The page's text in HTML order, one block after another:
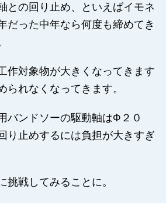
との回り止め、といえばイモネ
った中年なら何度も締めてき
作対象物が大きくなってきます
られなくなってきます。
バンドソーの駆動軸はΦ２０
止めするには負担が大きすぎ
挑戦してみることに。